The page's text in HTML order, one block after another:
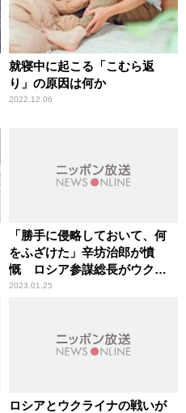
就寝中に起こる「こむら返
り」の原因は何か
2022.12.06
「勝手に侵略しておいて、何
をふざけた」辛坊治郎が憤
慨 ロシア参謀総長がウクラ
イナ侵攻を「第二次大戦以来
2023.01.25
ロシアとウクライナの戦いが